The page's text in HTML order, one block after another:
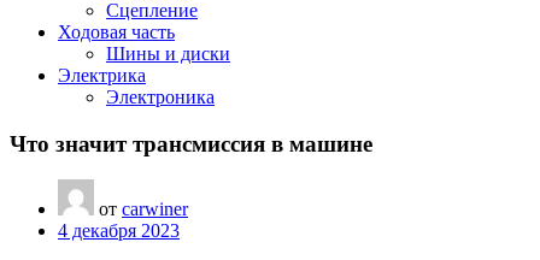
Сцепление
Ходовая часть
Шины и диски
Электрика
Электроника
Что значит трансмиссия в машине
от carwiner
4 декабря 2023